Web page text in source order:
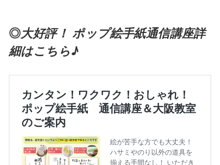
◎大好評！ ポップ絵手紙通信講座詳
細はこちら♪